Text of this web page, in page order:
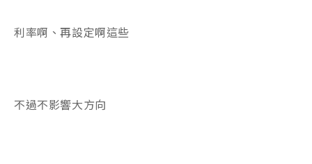
利率啊、再設定啊這些
不過不影響大方向